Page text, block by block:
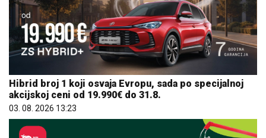
Hibrid broj 1 koji osvaja Evropu, sada po specijalnoj
akcijskoj ceni od 19.990€ do 31.8.
03. 08. 2026 13:23